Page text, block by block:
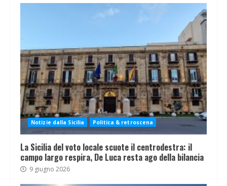
Notizie dalla Sicilia Politica & retroscena
La Sicilia del voto locale scuote il centrodestra: il
campo largo respira, De Luca resta ago della bilancia
9 giugno 2026